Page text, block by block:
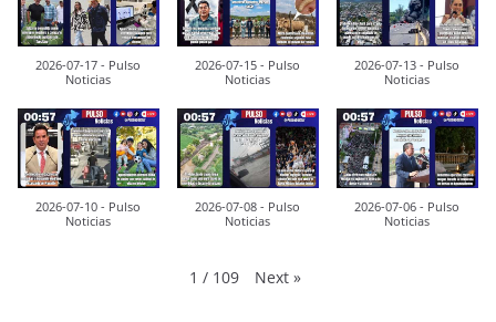
2026-07-17 - Pulso
Noticias
2026-07-15 - Pulso
Noticias
2026-07-13 - Pulso
Noticias
2026-07-10 - Pulso
Noticias
2026-07-08 - Pulso
Noticias
2026-07-06 - Pulso
Noticias
1 / 109 Next »